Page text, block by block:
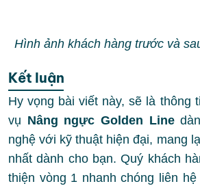
Hình ảnh khách hàng trước và
Kết luận
Hy vọng bài viết này, sẽ là thông
vụ Nâng ngực Golden Line
nghệ với kỹ thuật hiện đại, mang
nhất dành cho bạn. Quý khách
thiện vòng 1 nhanh chóng liên